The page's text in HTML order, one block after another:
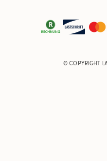
© COPYRIGHT